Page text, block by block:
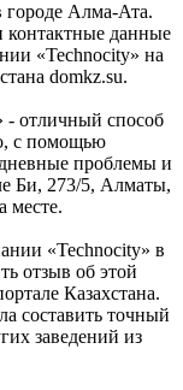
городе Алма-Ата.
данные
«Technocity» на
domkz.su.
- отличный способ
с помощью
проблемы и
Би, 273/5, Алматы,
месте.
«Technocity» в
отзыв об этой
Казахстана.
составить точный
заведений из